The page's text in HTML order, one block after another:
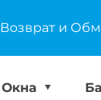
Возврат и
Окна